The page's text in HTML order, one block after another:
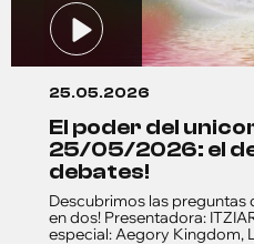
25.05.2026
el poder del unicornio
25/05/2026: el
debates!
Descubrimos las preguntas
en dos! Presentadora:
especial: Aegory Kingdom,